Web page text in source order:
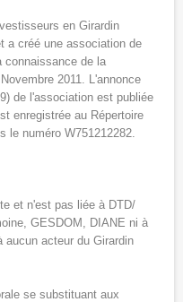
en Girardin
a créé une association de
connaissance de la
2011. L'annonce
de l'association est publiée
enregistrée au Répertoire
le numéro W751212282.
et n'est pas liée à DTD/
GESDOM, DIANE ni à
aucun acteur du Girardin
se substituant aux